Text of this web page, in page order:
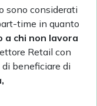
sono considerati
time in quanto
a chi non lavora
Retail con
beneficiare di